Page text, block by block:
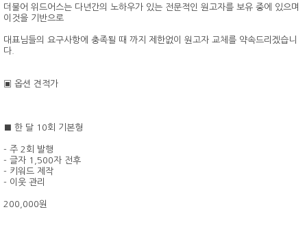
더불어 위드어스는 다년간의 노하우가 있는 전문적인 원고자를 보유 중에 있으며
이것을 기반으로
대표님들의 요구사항에 충족될 때 까지 제한없이 원고자 교체를 약속드리겠습니
다.
▣ 옵션 견적가
■ 한 달 10회 기본형
- 주 2회 발행
- 글자 1,500자 전후
- 키워드 제작
- 이웃 관리
200,000원